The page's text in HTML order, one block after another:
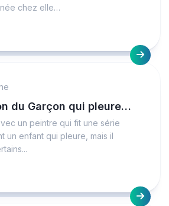
chez elle…
du Garçon qui pleure…
un peintre qui fit une série
un enfant qui pleure, mais il